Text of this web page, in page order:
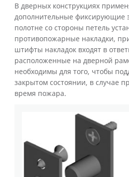
В дверных конструкциях
дополнительные фиксирующие
полотне со стороны петель
противопожарные накладки,
штифты накладок входят в
расположенные на дверной
необходимы для того, чтобы
закрытом состоянии, в случае
время пожара.